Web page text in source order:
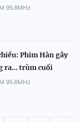
95.6MHz
Phim Hàn gây
ra... trùm cuối
95.6MHz